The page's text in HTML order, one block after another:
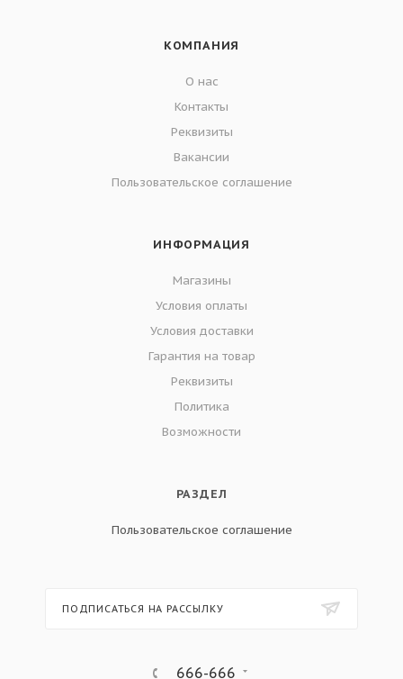
КОМПАНИЯ
О нас
Контакты
Реквизиты
Вакансии
Пользовательское соглашение
ИНФОРМАЦИЯ
Магазины
Условия оплаты
Условия доставки
Гарантия на товар
Реквизиты
Политика
Возможности
РАЗДЕЛ
Пользовательское соглашение
ПОДПИСАТЬСЯ НА РАССЫЛКУ
666-666